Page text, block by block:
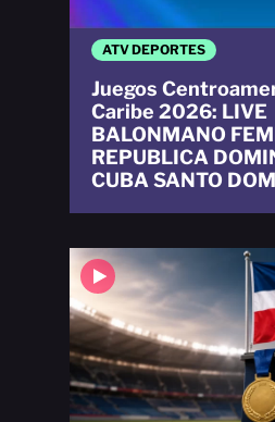
ATV DEPORTES
Juegos
Caribe 2026: LIVE
BALONMANO
REPUBLICA
CUBA SANTO